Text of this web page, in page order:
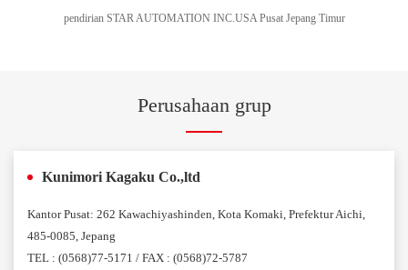
pendirian STAR AUTOMATION INC.USA Pusat Jepang Timur
Perusahaan grup
Kunimori Kagaku Co.,ltd
Kantor Pusat: 262 Kawachiyashinden, Kota Komaki, Prefektur Aichi,
485-0085, Jepang
TEL : (0568)77-5171 / FAX : (0568)72-5787